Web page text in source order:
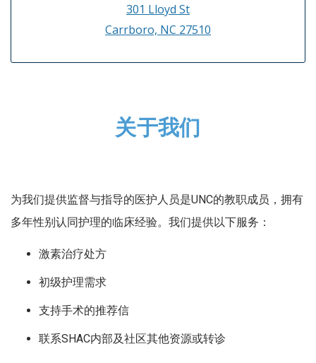
301 Lloyd St
Carrboro, NC 27510
关于我们
为我们提供监督与指导的医护人员是UNC的教职成员，拥有
多年性别认同护理的临床经验。我们提供以下服务：
激素治疗处方
初级护理需求
支持手术的推荐信
联系SHAC内部及社区其他资源或转诊